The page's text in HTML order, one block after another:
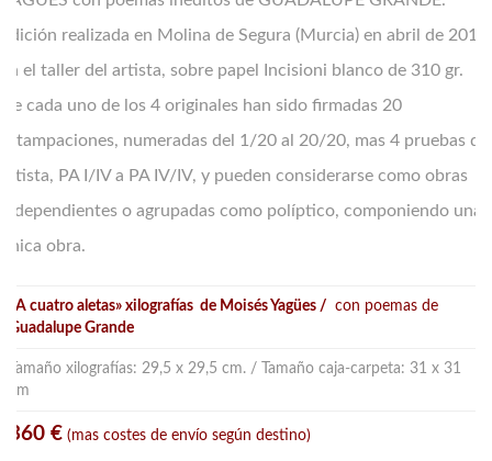
Edición realizada en Molina de Segura (Murcia) en abril de 2010,
en el taller del artista, sobre papel Incisioni blanco de 310 gr.
De cada uno de los 4 originales han sido firmadas 20
estampaciones, numeradas del 1/20 al 20/20, mas 4 pruebas de
artista, PA I/IV a PA IV/IV, y pueden considerarse como obras
independientes o agrupadas como políptico, componiendo una
única obra.
«A cuatro aletas» xilografías de Moisés Yagües / con poemas de
Guadalupe Grande
Tamaño xilografías: 29,5 x 29,5 cm. / Tamaño caja-carpeta: 31 x 31
cm
360 € (mas costes de envío según destino)